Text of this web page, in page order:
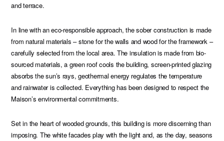
and terrace.
In line with an eco-responsible approach, the sober construction is made
from natural materials – stone for the walls and wood for the framework –
carefully selected from the local area. The insulation is made from bio-
sourced materials, a green roof cools the building, screen-printed glazing
absorbs the sun’s rays, geothermal energy regulates the temperature
and rainwater is collected. Everything has been designed to respect the
Maison’s environmental commitments.
Set in the heart of wooded grounds, this building is more discerning than
imposing. The white facades play with the light and, as the day, seasons